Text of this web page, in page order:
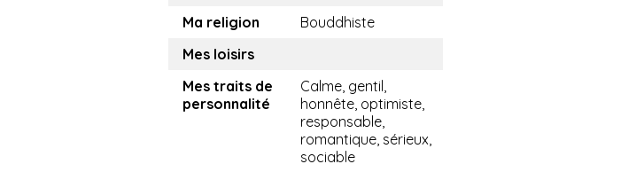
Ma religion
Bouddhiste
Mes loisirs
Mes traits de
personnalité
Calme, gentil,
honnête, optimiste,
responsable,
romantique, sérieux,
sociable